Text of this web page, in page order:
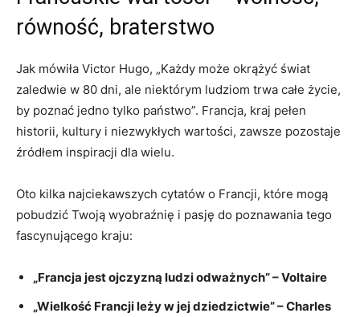
równość, braterstwo
Jak mówiła Victor Hugo, „Każdy może okrążyć świat
⁤zaledwie w 80 dni, ⁢ale⁤ niektórym ludziom trwa całe życie,
by poznać jedno tylko państwo”. Francja, kraj pełen
historii, kultury i niezwykłych wartości, zawsze pozostaje
źródłem inspiracji dla wielu.
Oto kilka najciekawszych cytatów o Francji, które mogą
pobudzić Twoją wyobraźnię i pasję do poznawania tego
fascynującego kraju:
„Francja jest ‌ojczyzną ludzi odważnych” – Voltaire
„Wielkość Francji leży w jej dziedzictwie” – Charles